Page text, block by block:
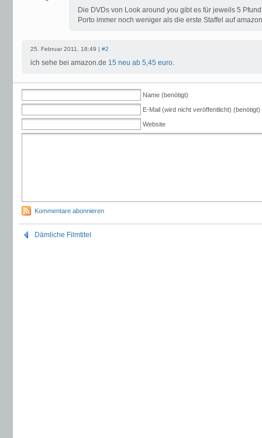
Die DVDs von Look around you gibt es für jeweils 5
Porto immer noch weniger als die erste Staffel auf
25. Februar 2011, 18:49 | #2
ich sehe bei amazon.de 15 neu ab 5,45 euro.
Name (benötigt)
E-Mail (wird nicht veröffentlicht) (benötigt)
Website
Kommentare abonnieren
Dämliche Filmtitel